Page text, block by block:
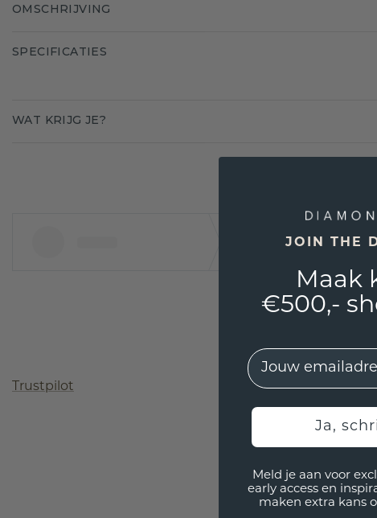
OMSCHRIJVING
SPECIFICATIES
WAT KRIJG JE?
Trustpilot
JOIN THE
Maak
€500,-
EMail
Ja,
Meld je aan voor
early access en
maken extra kans